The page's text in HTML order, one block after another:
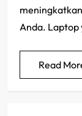
Anda. Laptop
Read